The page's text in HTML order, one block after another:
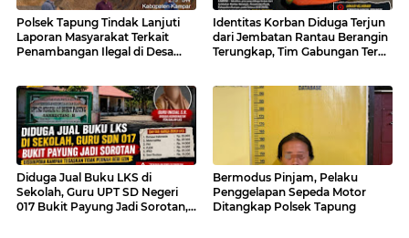
Polsek Tapung Tindak Lanjuti
Laporan Masyarakat Terkait
Penambangan Ilegal di Desa
Identitas Korban Diduga Terjun
dari Jembatan Rantau Berangin
Terungkap, Tim Gabungan Terus
Diduga Jual Buku LKS di
Sekolah, Guru UPT SD Negeri
017 Bukit Payung Jadi Sorotan,
Bermodus Pinjam, Pelaku
Penggelapan Sepeda Motor
Ditangkap Polsek Tapung